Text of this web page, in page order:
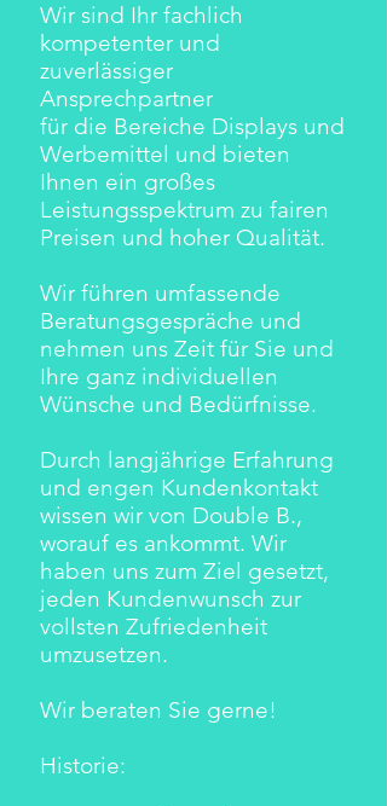
Wir sind Ihr fachlich
kompetenter und
zuverlässiger
Ansprechpartner
für die Bereiche Displays und
Werbemittel und bieten
Ihnen ein großes
Leistungsspektrum zu fairen
Preisen und hoher Qualität.
Wir führen umfassende
Beratungsgespräche und
nehmen uns Zeit für Sie und
Ihre ganz individuellen
Wünsche und Bedürfnisse.
Durch langjährige Erfahrung
und engen Kundenkontakt
wissen wir von Double B.,
worauf es ankommt. Wir
haben uns zum Ziel gesetzt,
jeden Kundenwunsch zur
vollsten Zufriedenheit
umzusetzen.
Wir beraten Sie gerne!
Historie: